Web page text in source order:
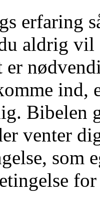
erfaring
aldrig vil
ind,
Bibelen
venter
som